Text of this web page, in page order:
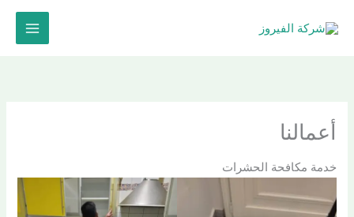
إلى
أعمالنا
خدمة مكافحة الحشرات